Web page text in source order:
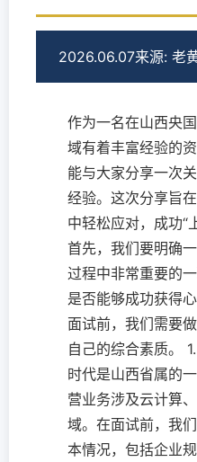
2026.06.07来源: 老
作为一名在山西央
域有着丰富经验的
能与大家分享一次
经验。这次分享旨
中轻松应对，成功“
首先，我们要明确
过程中非常重要的
是否能够成功获得
面试前，我们需要
自己的综合素质。
时代是山西省属的
营业务涉及云计算
域。在面试前，我
本情况，包括企业